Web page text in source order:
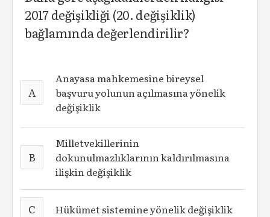
2017 değişikliği (20. değişiklik)
bağlamında değerlendirilir?
A
Anayasa mahkemesine bireysel
başvuru yolunun açılmasına yönelik
değişiklik
B
Milletvekillerinin
dokunulmazlıklarının kaldırılmasına
ilişkin değişiklik
C Hükümet sistemine yönelik değişiklik